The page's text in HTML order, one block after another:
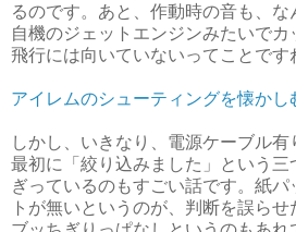
るのです。あと、作動時の音も、
自機のジェットエンジンみたいでカ
飛行には向いていないってことです
アイレムのシューティングを懐かし
しかし、いきなり、電源ケーブル有
最初に「絞り込みました」という三
ぎっているのもすごい話です。紙パ
トが無いというのが、判断を誤らせ